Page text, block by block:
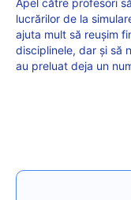
Apel către profesori
lucrărilor de la
ajuta mult să reușim
disciplinele, dar și să
au preluat deja un